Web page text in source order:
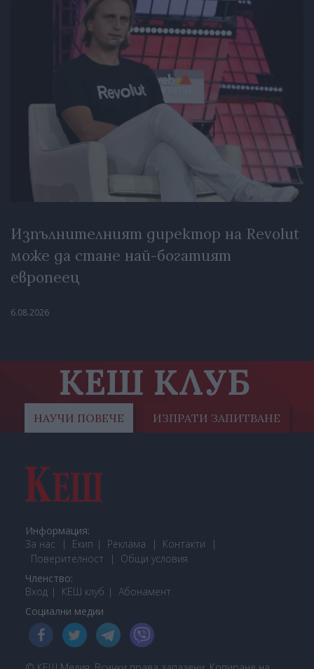
Изпълнителният директор на Revolut
може да стане най-богатият
европеец
6.08.2026
КЕШ КЛУБ
НАУЧИ ПОВЕЧЕ ИЗПРАТИ ЗАПИТВАНЕ
Информация:
За нас
Екип Реклама
Контакти
Поверителност
Общи условия
Членство:
Вход
КЕШ клуб Абонамент
Социални медии